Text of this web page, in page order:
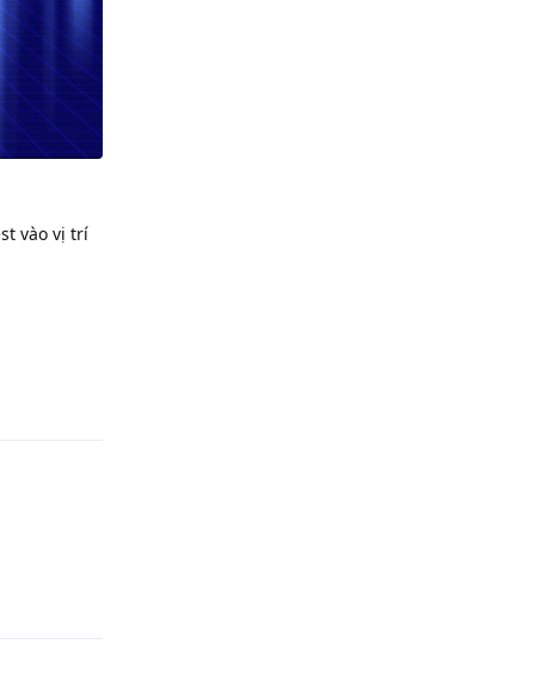
vào vị trí